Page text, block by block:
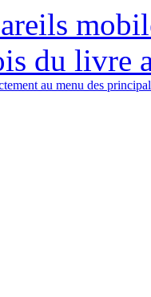
du livre
au menu des